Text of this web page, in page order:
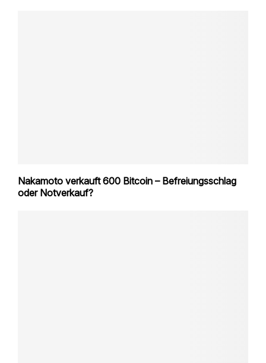
Nakamoto verkauft 600 Bitcoin – Befreiungsschlag
oder Notverkauf?